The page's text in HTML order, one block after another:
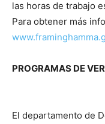
las horas de trabajo
Para obtener más
PROGRAMAS DE
El departamento de